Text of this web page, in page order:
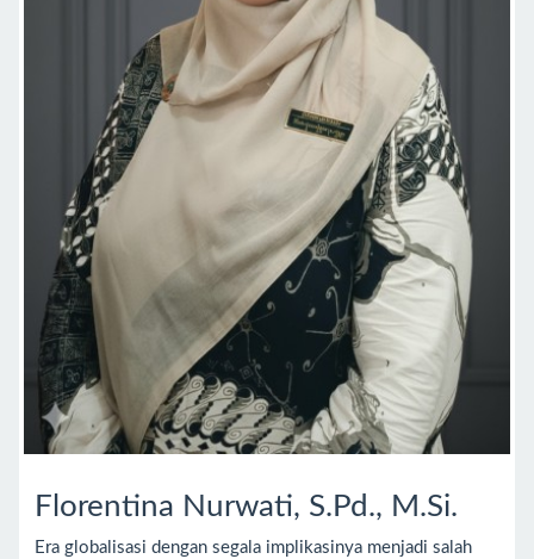
Florentina Nurwati, S.Pd., M.Si.
Era globalisasi dengan segala implikasinya menjadi salah